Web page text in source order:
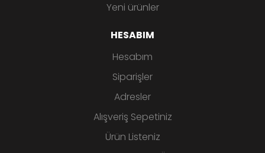
Yeni ürünler
HESABIM
Hesabım
Siparişler
Adresler
Alışveriş Sepetiniz
Ürün Listeniz